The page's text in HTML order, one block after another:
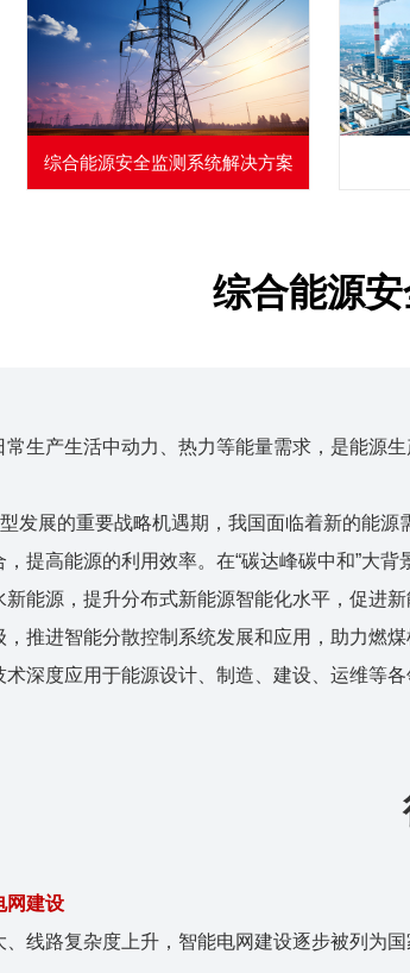
综合能源安全监测系统解决方案
综合能源
生产生活中动力、热力等能量需求，是能源
型发展的重要战略机遇期，我国面临着新的能
提高能源的利用效率。在“碳达峰碳中和”大
能源，提升分布式新能源智能化水平，促进
推进智能分散控制系统发展和应用，助力燃
术深度应用于能源设计、制造、建设、运维等
网建设
线路复杂度上升，智能电网建设逐步被列为国